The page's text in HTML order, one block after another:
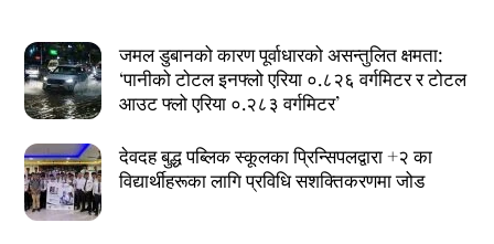
जमल डुबानको कारण पूर्वाधारको असन्तुलित क्षमता:
‘पानीको टोटल इनफ्लो एरिया ०.८२६ वर्गमिटर र टोटल
आउट फ्लो एरिया ०.२८३ वर्गमिटर’
देवदह बुद्ध पब्लिक स्कूलका प्रिन्सिपलद्वारा +२ का
विद्यार्थीहरूका लागि प्रविधि सशक्तिकरणमा जोड